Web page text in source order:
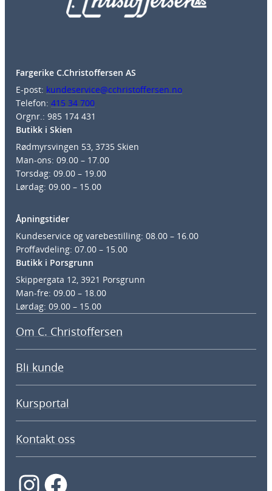
Fargerike C.Christoffersen AS
E-post: kundeservice@cchristoffersen.no
Telefon: 415 34 700
Orgnr.: 985 174 431
Butikk i Skien
Rødmyrsvingen 53, 3735 Skien
Man-ons: 09.00 – 17.00
Torsdag: 09.00 – 19.00
Lørdag: 09.00 – 15.00
Åpningstider
Kundeservice og varebestilling: 08.00 – 16.00
Proffavdeling: 07.00 – 15.00
Butikk i Porsgrunn
Skippergata 12, 3921 Porsgrunn
Man-fre: 09.00 – 18.00
Lørdag: 09.00 – 15.00
Om C. Christoffersen
Bli kunde
Kursportal
Kontakt oss